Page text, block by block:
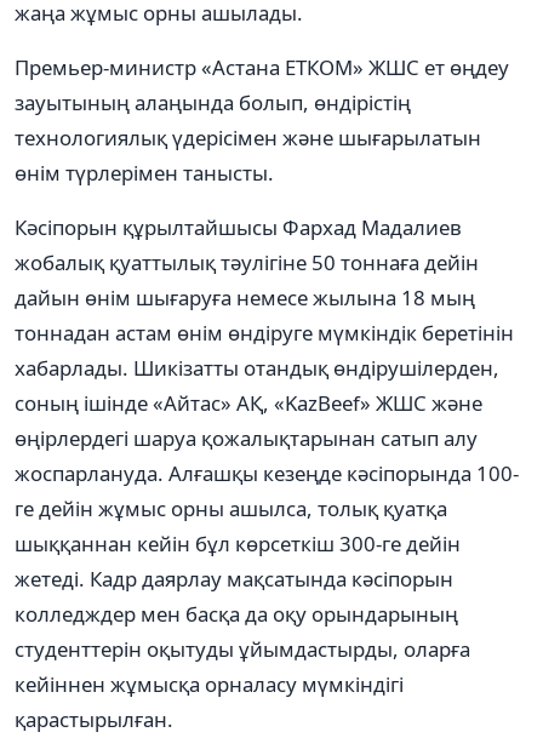
жаңа жұмыс орны ашылады.
Премьер-министр «Астана ЕТКОМ» ЖШС ет өңдеу
зауытының алаңында болып, өндірістің
технологиялық үдерісімен және шығарылатын
өнім түрлерімен танысты.
Кәсіпорын құрылтайшысы Фархад Мадалиев
жобалық қуаттылық тәулігіне 50 тоннаға дейін
дайын өнім шығаруға немесе жылына 18 мың
тоннадан астам өнім өндіруге мүмкіндік беретінін
хабарлады. Шикізатты отандық өндірушілерден,
соның ішінде «Айтас» АҚ, «KazBeef» ЖШС және
өңірлердегі шаруа қожалықтарынан сатып алу
жоспарлануда. Алғашқы кезеңде кәсіпорында 100-
ге дейін жұмыс орны ашылса, толық қуатқа
шыққаннан кейін бұл көрсеткіш 300-ге дейін
жетеді. Кадр даярлау мақсатында кәсіпорын
колледждер мен басқа да оқу орындарының
студенттерін оқытуды ұйымдастырды, оларға
кейіннен жұмысқа орналасу мүмкіндігі
қарастырылған.